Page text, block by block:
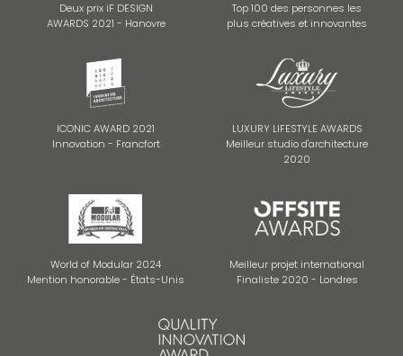
Deux prix iF DESIGN
AWARDS 2021 - Hanovre
Top 100 des personnes les
plus créatives et innovantes
ICONIC AWARD 2021
Innovation - Francfort
LUXURY LIFESTYLE AWARDS
Meilleur studio d'architecture
2020
World of Modular 2024
Mention honorable - États-Unis
Meilleur projet international
Finaliste 2020 - Londres